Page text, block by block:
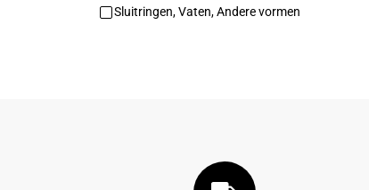
Sluitringen, Vaten, Andere vormen